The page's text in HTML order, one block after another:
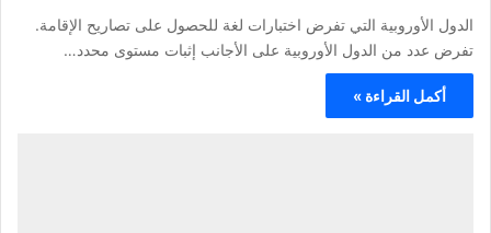
الدول الأوروبية التي تفرض اختبارات لغة للحصول على تصاريح الإقامة.
تفرض عدد من الدول الأوروبية على الأجانب إثبات مستوى محدد…
أكمل القراءة »